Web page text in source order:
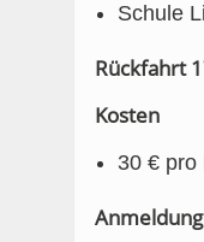
Schule
Rückfahrt
Kosten
30 € pro
Anmeldung